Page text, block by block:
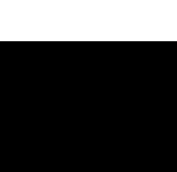
kopiar av brev og